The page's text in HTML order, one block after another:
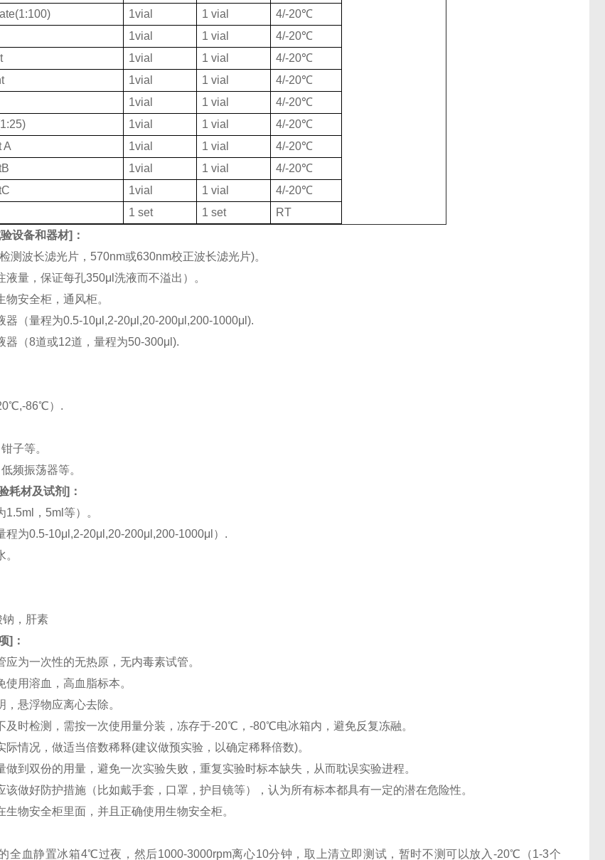
1vial 1 vial
4/-20℃
1vial 1 vial
4/-20℃
1vial 1 vial
4/-20℃
1vial 1 vial
4/-20℃
1vial 1 vial
4/-20℃
1vial 1 vial
4/-20℃
A
1vial 1 vial
4/-20℃
1vial 1 vial
4/-20℃
1vial 1 vial
4/-20℃
1 set 1 set
RT
设备和器材]：
测波长滤光片，570nm或630nm校正波长滤光片)。
液量，保证每孔350μl洗液而不溢出）。
安全柜，通风柜。
器（量程为0.5-10μl,2-20μl,20-200μl,200-1000μl).
器（8道或12道，量程为50-300μl).
86℃）.
子等。
频振荡器等。
耗材及试剂]：
1.5ml，5ml等）。
程为0.5-10μl,2-20μl,20-200μl,200-1000μl）.
钠，肝素
]：
应为一次性的无热原，无内毒素试管。
使用溶血，高血脂标本。
，悬浮物应离心去除。
及时检测，需按一次使用量分装，冻存于-20℃，-80℃电冰箱内，避免反复冻融。
际情况，做适当倍数稀释(建议做预实验，以确定稀释倍数)。
做到双份的用量，避免一次实验失败，重复实验时标本缺失，从而耽误实验进程。
该做好防护措施（比如戴手套，口罩，护目镜等），认为所有标本都具有一定的潜在危险性。
生物安全柜里面，并且正确使用生物安全柜。
全血静置冰箱4℃过夜，然后1000-3000rpm离心10分钟，取上清立即测试，暂时不测可以放入-20℃（1-3个